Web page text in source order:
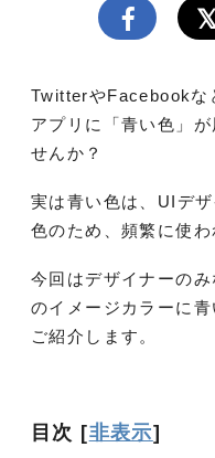
TwitterやFacebookな
アプリに「青い色」
せんか？
実は青い色は、UIデ
色のため、頻繁に使わ
今回はデザイナーの
のイメージカラーに
ご紹介します。
目次 [非表示]